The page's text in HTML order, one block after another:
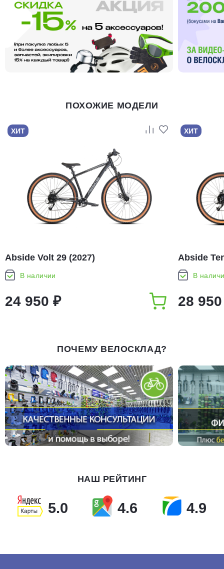
ПОХОЖИЕ МОДЕЛИ
ХИТ
Abside Volt 29 (2027)
В наличии
24 950 ₽
ХИТ
Abside
В
28
ПОЧЕМУ ВЕЛОСКЛАД?
НАШ РЕЙТИНГ
5.0 4.6 4.9